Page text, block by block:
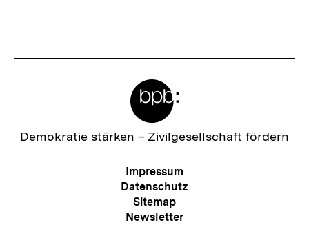
Zur
Demokratie stärken – Zivilgesellschaft fördern
Meta-
Navigation
Impressum
Datenschutz
Sitemap
Newsletter